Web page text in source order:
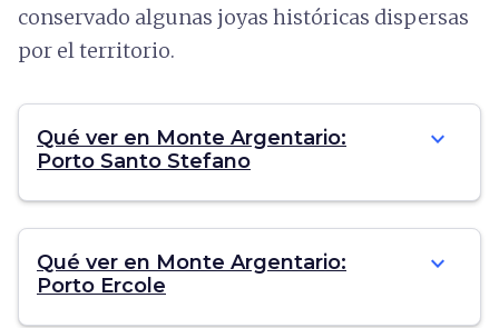
conservado algunas joyas históricas dispersas
por el territorio.
Qué ver en Monte Argentario:
Porto Santo Stefano
expand_more
Qué ver en Monte Argentario:
Porto Ercole
expand_more